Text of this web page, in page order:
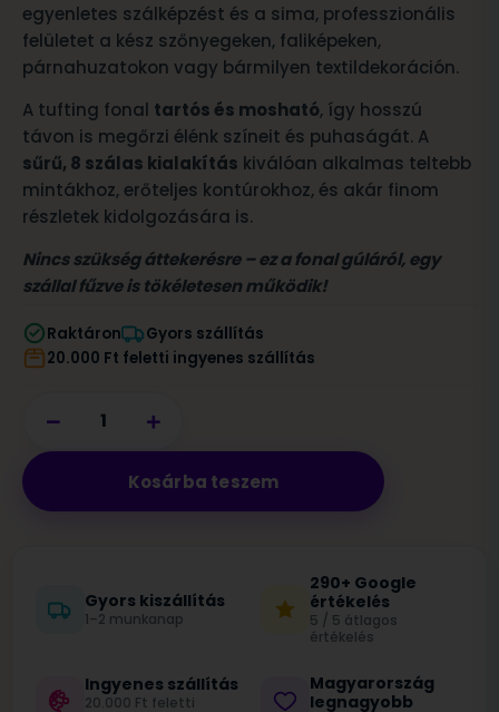
egyenletes szálképzést és a sima, professzionális
felületet a kész szőnyegeken, faliképeken,
párnahuzatokon vagy bármilyen textildekoráción.
A tufting fonal tartós és mosható, így hosszú
távon is megőrzi élénk színeit és puhaságát. A
sűrű, 8 szálas kialakítás kiválóan alkalmas teltebb
mintákhoz, erőteljes kontúrokhoz, és akár finom
részletek kidolgozására is.
Nincs szükség áttekerésre – ez a fonal gúláról, egy
szállal fűzve is tökéletesen működik!
Raktáron
Gyors szállítás
20.000 Ft feletti ingyenes szállítás
− +
Kosárba teszem
Gyors kiszállítás
1–2 munkanap
290+ Google
értékelés
5 / 5 átlagos
értékelés
Ingyenes szállítás
20.000 Ft feletti
Magyarország
legnagyobb